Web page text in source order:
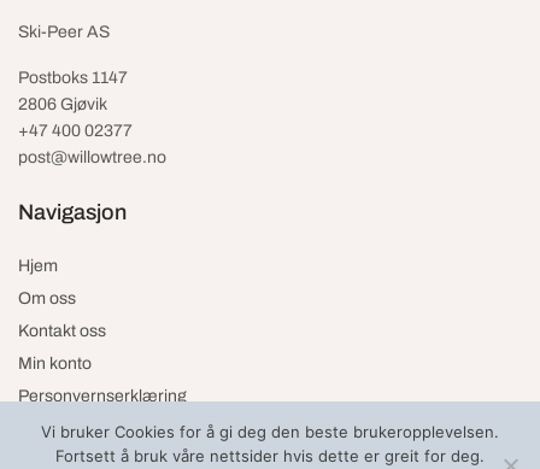
Ski-Peer AS
Postboks 1147
2806 Gjøvik
+47 400 02377
post@willowtree.no
Navigasjon
Hjem
Om oss
Kontakt oss
Min konto
Personvernserklæring
Vi bruker Cookies for å gi deg den beste brukeropplevelsen.
Fortsett å bruk våre nettsider hvis dette er greit for deg.